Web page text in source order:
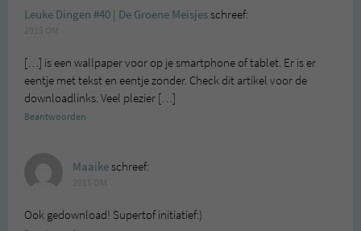
Leuke Dingen #40 | De Groene Meisjesschreef:
[…] is een wallpaper voor op je smartphone of tablet. Er is er
eentje met tekst en eentje zonder. Check dit artikel voor de
downloadlinks. Veel plezier […]
Beantwoorden
Maaikeschreef:
Ook gedownload! Supertof initiatief:)